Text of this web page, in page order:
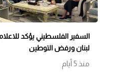
السفير الفلسطيني يؤكد
لبنان ورفض التوطين
منذ 5 أيام